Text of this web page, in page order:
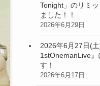
Tonight」のリミ
ました！！
2026年6月29日
2026年6月27日(
1stOnemanLive』
す！
2026年6月17日